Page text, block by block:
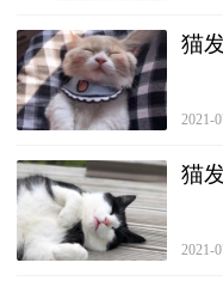
猫
2021-
猫
2021-